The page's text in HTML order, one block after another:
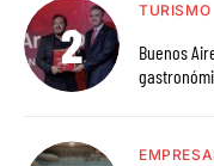
TURISMO
Buenos